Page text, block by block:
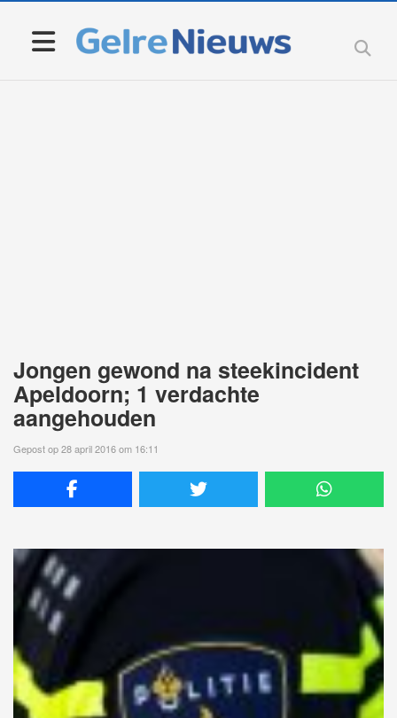
Jongen gewond na steekincident
Apeldoorn; 1 verdachte
aangehouden
Gepost op 28 april 2016 om 16:11